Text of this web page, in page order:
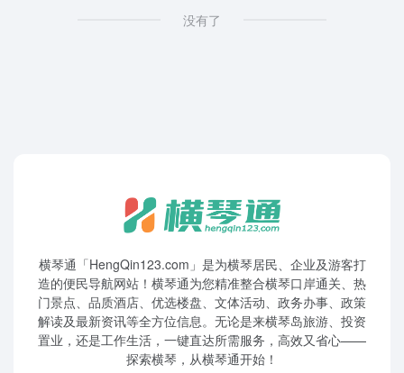
没有了
横琴通「HengQin123.com」是为横琴居民、企业及游客打
造的便民导航网站！横琴通为您精准整合横琴口岸通关、热
门景点、品质酒店、优选楼盘、文体活动、政务办事、政策
解读及最新资讯等全方位信息。无论是来横琴岛旅游、投资
置业，还是工作生活，一键直达所需服务，高效又省心——
探索横琴，从横琴通开始！